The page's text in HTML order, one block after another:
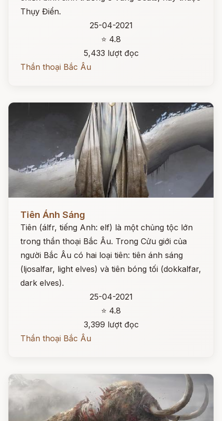
Thụy Điển.
25-04-2021
⭐ 4.8
5,433 lượt đọc
Thần thoại Bắc Âu
Tiên Ánh Sáng
Tiên (álfr, tiếng Anh: elf) là một chủng tộc lớn
trong thần thoại Bắc Âu. Trong Cửu giới của
người Bắc Âu có hai loại tiên: tiên ánh sáng
(ljosalfar, light elves) và tiên bóng tối (dokkalfar,
dark elves).
25-04-2021
⭐ 4.8
3,399 lượt đọc
Thần thoại Bắc Âu